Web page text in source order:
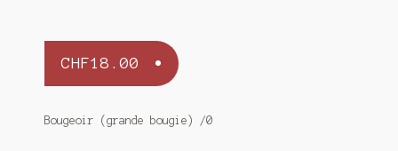
CHF18.00
Bougeoir (grande bougie) /0